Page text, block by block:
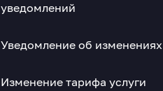
уведомлений
Уведомление об изменениях
Изменение тарифа услуги